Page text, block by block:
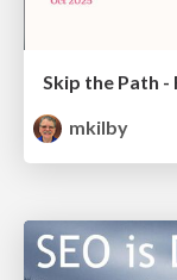
Skip the Path -
mkilby